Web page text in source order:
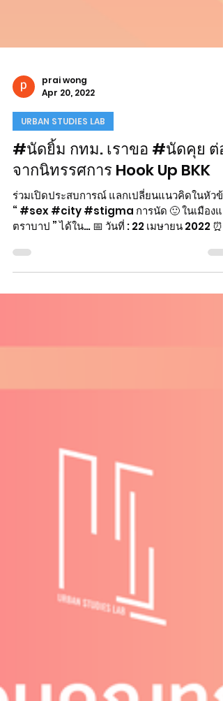
prai wong
Apr 20, 2022
URBAN STUDIES LAB
#นัดยิ้ม กทม. เราขอ #นัดคุย ต่อ
จากนิทรรศการ Hook Up BKK
“ #sex #city #stigma การนัด 🙂 ในเมืองแล
ตราบาป ” ได้ใน… 📅 วันที่ : 22 เมษายน 2022 ⏰
เวลา :...